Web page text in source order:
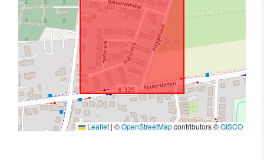
Leaflet | ©OpenStreetMapcontributors ©GISCO